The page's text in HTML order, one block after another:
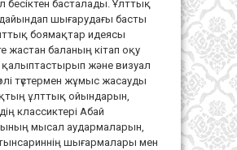
бесіктен басталады. Ұлттық
шығарудағы басты
боямақтар идеясы
жастан баланың кітап оқу
және визуал
түстермен жұмыс жасауды
ұлттық ойындарын,
классиктері Абай
мысал аудармаларын,
шығармалары мен